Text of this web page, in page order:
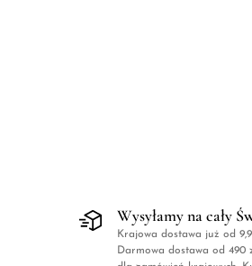
Wysyłamy na cały
Krajowa dostawa już od
Darmowa dostawa od 490